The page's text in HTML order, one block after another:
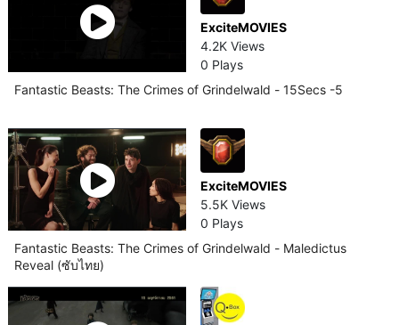
ExciteMOVIES
4.2K Views
0 Plays
Fantastic Beasts: The Crimes of Grindelwald - 15Secs -5
ExciteMOVIES
5.5K Views
0 Plays
Fantastic Beasts: The Crimes of Grindelwald - Maledictus
Reveal (ซับไทย)